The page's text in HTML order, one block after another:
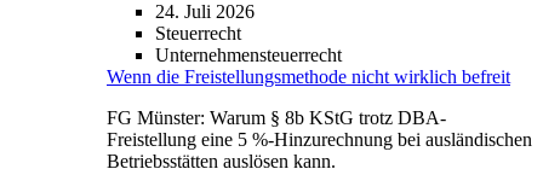
24. Juli 2026
Steuerrecht
Unternehmensteuerrecht
Wenn die Freistellungsmethode nicht wirklich befreit
FG Münster: Warum § 8b KStG trotz DBA-
Freistellung eine 5 %-Hinzurechnung bei ausländischen
Betriebsstätten auslösen kann.